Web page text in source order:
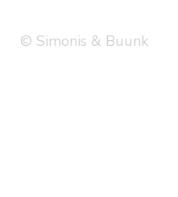
© Simonis & Buunk